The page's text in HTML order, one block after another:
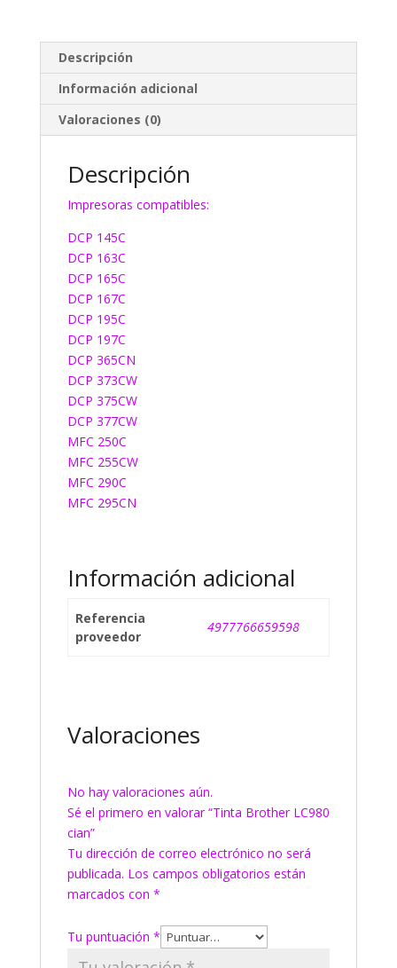
Descripción
Información adicional
Valoraciones (0)
Descripción
Impresoras compatibles:
DCP 145C
DCP 163C
DCP 165C
DCP 167C
DCP 195C
DCP 197C
DCP 365CN
DCP 373CW
DCP 375CW
DCP 377CW
MFC 250C
MFC 255CW
MFC 290C
MFC 295CN
Información adicional
Referencia
proveedor
4977766659598
Valoraciones
No hay valoraciones aún.
Sé el primero en valorar “Tinta Brother LC980
cian”
Tu dirección de correo electrónico no será
publicada. Los campos obligatorios están
marcados con *
Tu puntuación *